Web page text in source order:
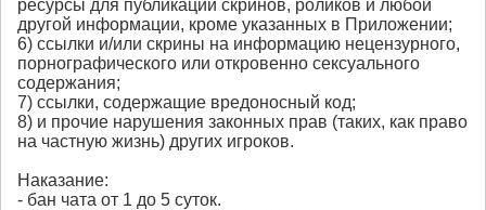
ресурсы для публикации скринов, роликов и любой
другой информации, кроме указанных в Приложении;
6) ссылки и/или скрины на информацию нецензурного,
порнографического или откровенно сексуального
содержания;
7) ссылки, содержащие вредоносный код;
8) и прочие нарушения законных прав (таких, как право
на частную жизнь) других игроков.
Наказание:
- бан чата от 1 до 5 суток.